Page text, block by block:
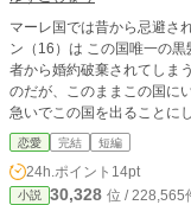
マーレ国では昔から忌避される色が
ン（16）は この国唯一の黒髪の持ち主である
者から婚約破棄されてしま
のだが、このままこの国に
急いでこの国を出ることにし
恋愛 完結 短編
24h.ポイント 14pt
小説 30,328 位 / 228,565